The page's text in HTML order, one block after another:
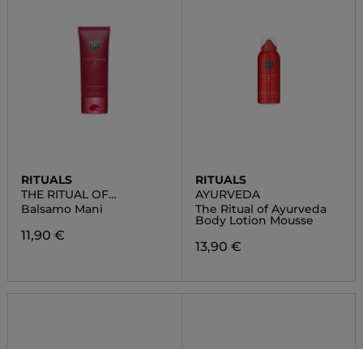
RITUALS
THE RITUAL OF
AYURVEDA HAND BALM
Balsamo Mani
11,90 €
RITUALS
AYURVEDA
The Ritual of Ayurveda
Body Lotion Mousse
13,90 €